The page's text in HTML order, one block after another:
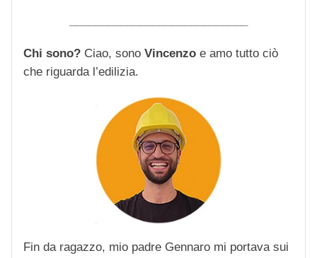
Chi sono? Ciao, sono Vincenzo e amo tutto ciò
che riguarda l’edilizia.
Fin da ragazzo, mio padre Gennaro mi portava sui